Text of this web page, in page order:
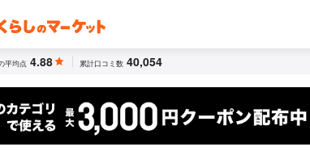
平均点 4.88 累計口コミ数 40,054